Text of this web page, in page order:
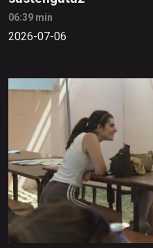
06:39 min
2026-07-06